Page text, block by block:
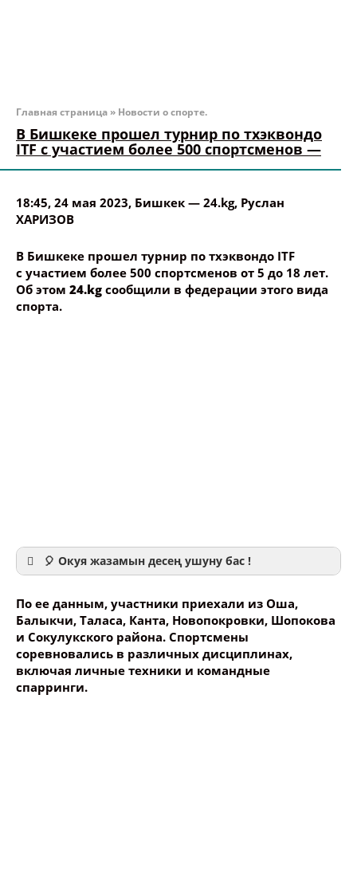
Главная страница » Новости о спорте.
В Бишкеке прошел турнир по тхэквондо
ITF с участием более 500 спортсменов —
18:45, 24 мая 2023, Бишкек — 24.kg, Руслан
ХАРИЗОВ
В Бишкеке прошел турнир по тхэквондо ITF
с участием более 500 спортсменов от 5 до 18 лет.
Об этом 24.kg сообщили в федерации этого вида
спорта.
🎈 Окуя жазамын десең ушуну бас !
Ваше имя
По ее данным, участники приехали из Оша,
Балыкчи, Таласа, Канта, Новопокровки, Шопокова
и Сокулукского района. Спортсмены
соревновались в различных дисциплинах,
включая личные техники и командные
спарринги.